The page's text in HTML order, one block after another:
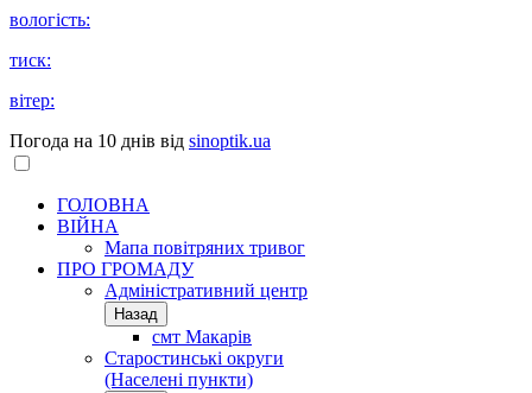
вологість:
тиск:
вітер:
Погода на 10 днів від sinoptik.ua
ГОЛОВНА
ВІЙНА
Мапа повітряних тривог
ПРО ГРОМАДУ
Aдміністративний центр
Назад
смт Макарів
Старостинські округи
(Населені пункти)